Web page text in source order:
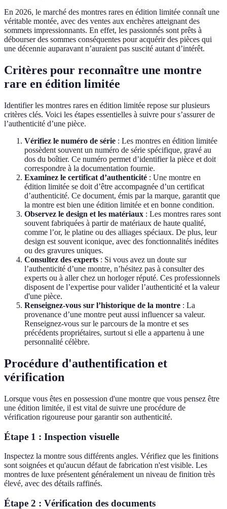
En 2026, le marché des montres rares en édition limitée connaît une
véritable montée, avec des ventes aux enchères atteignant des
sommets impressionnants. En effet, les passionnés sont prêts à
débourser des sommes conséquentes pour acquérir des pièces qui
une décennie auparavant n’auraient pas suscité autant d’intérêt.
Critères pour reconnaître une montre
rare en édition limitée
Identifier les montres rares en édition limitée repose sur plusieurs
critères clés. Voici les étapes essentielles à suivre pour s’assurer de
l’authenticité d’une pièce.
Vérifiez le numéro de série : Les montres en édition limitée
possèdent souvent un numéro de série spécifique, gravé au
dos du boîtier. Ce numéro permet d’identifier la pièce et doit
correspondre à la documentation fournie.
Examinez le certificat d’authenticité : Une montre en
édition limitée se doit d’être accompagnée d’un certificat
d’authenticité. Ce document, émis par la marque, garantit que
la montre est bien une édition limitée et en bonne condition.
Observez le design et les matériaux : Les montres rares sont
souvent fabriquées à partir de matériaux de haute qualité,
comme l’or, le platine ou des alliages spéciaux. De plus, leur
design est souvent iconique, avec des fonctionnalités inédites
ou des gravures uniques.
Consultez des experts : Si vous avez un doute sur
l’authenticité d’une montre, n’hésitez pas à consulter des
experts ou à aller chez un horloger réputé. Ces professionnels
disposent de l’expertise pour valider l’authenticité et la valeur
d'une pièce.
Renseignez-vous sur l’historique de la montre : La
provenance d’une montre peut aussi influencer sa valeur.
Renseignez-vous sur le parcours de la montre et ses
précédents propriétaires, surtout si elle a appartenu à une
personnalité célèbre.
Procédure d'authentification et
vérification
Lorsque vous êtes en possession d'une montre que vous pensez être
une édition limitée, il est vital de suivre une procédure de
vérification rigoureuse pour garantir son authenticité.
Étape 1 : Inspection visuelle
Inspectez la montre sous différents angles. Vérifiez que les finitions
sont soignées et qu'aucun défaut de fabrication n'est visible. Les
montres de luxe présentent généralement un niveau de finition très
élevé, avec des détails raffinés.
Étape 2 : Vérification des documents